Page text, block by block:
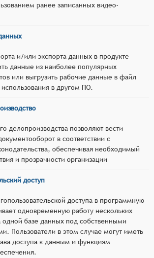
ранее записанных видео-
и/или экспорта данных в продукте
данные из наиболее популярных
или выгрузить рабочие данные в файл
в другом ПО.
делопроизводства позволяют вести
в соответствии с
обеспечивая необходимый
и прозрачности организации
доступ
доступа в программную
одновременную работу нескольких
одной базе данных под собственными
Пользователи в этом случае могут иметь
доступа к данным и функциям